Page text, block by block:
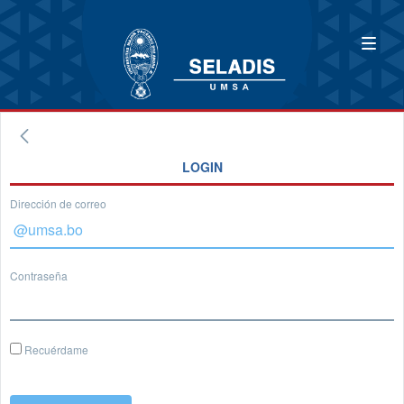
LOGIN
Dirección de correo
Contraseña
Recuérdame